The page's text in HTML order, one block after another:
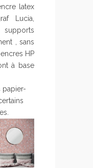
latex
Lucia,
, sans
HP
à base
papier-